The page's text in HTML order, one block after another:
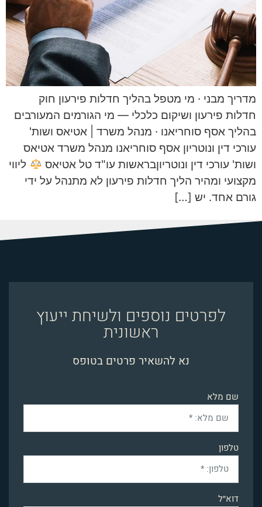
מדריך מבני · מי מטפל בהליך חדלות פירעון חוק
חדלות פירעון ושיקום כלכלי — מי הגורמים המעורבים
בהליך אסף סוחריאנו · מנהל משרד | אטיאס ושות'
עורכי דין ונוטריון אסף סוחריאנו מנהל משרד אטיאס
ושות' עורכי דין ונוטריוןבראשות עו"ד טל אטיאס
ליווי
מקצועי ומהיר הליך חדלות פירעון לא מתנהל על ידי
גורם אחד. יש […]
לפרטים נוספים ולשיחת ייעוץ
ראשונית
נא להשאיר פרטים בטופס
שם מלא
טלפון
דוא״ל